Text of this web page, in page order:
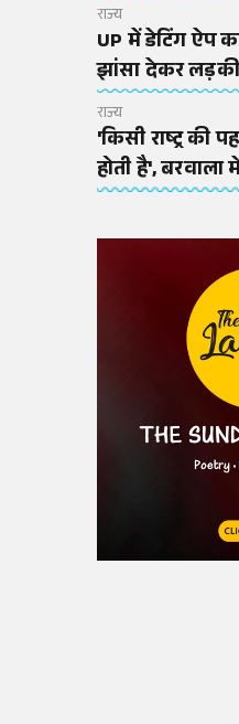
राज्य
UP में डेटिंग ऐप
झांसा देकर
राज्य
'किसी राष्ट्र की
होती है', बरवाला